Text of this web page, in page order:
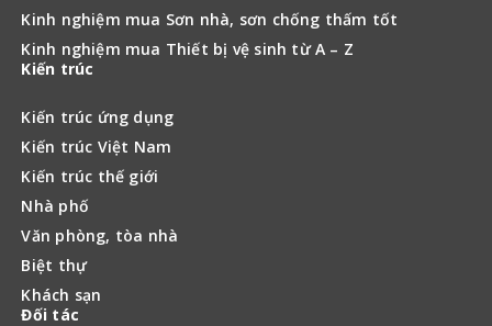
Kinh nghiệm mua Sơn nhà, sơn chống thấm tốt
Kinh nghiệm mua Thiết bị vệ sinh từ A – Z
Kiến trúc
Kiến trúc ứng dụng
Kiến trúc Việt Nam
Kiến trúc thế giới
Nhà phố
Văn phòng, tòa nhà
Biệt thự
Khách sạn
Đối tác